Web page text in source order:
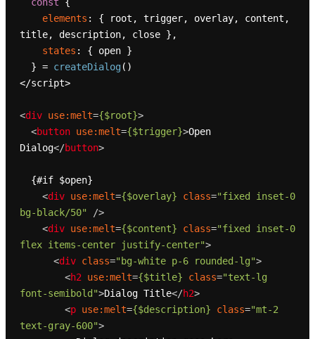
const {
elements : { root, trigger, overlay, content,
title, description, close },
states : { open }
  } =
createDialog()
</script>
<div use:melt={$root}>
<button use:melt={$trigger}>Open
Dialog</button>
<div use:melt={$overlay} class="fixed inset-0
bg-black/50" />
<div use:melt={$content} class="fixed inset-0
flex items-center justify-center">
<div class="bg-white p-6 rounded-lg">
<h2 use:melt={$title} class="text-lg
font-semibold">Dialog Title</h2>
<p use:melt={$description} class="mt-2
text-gray-600">